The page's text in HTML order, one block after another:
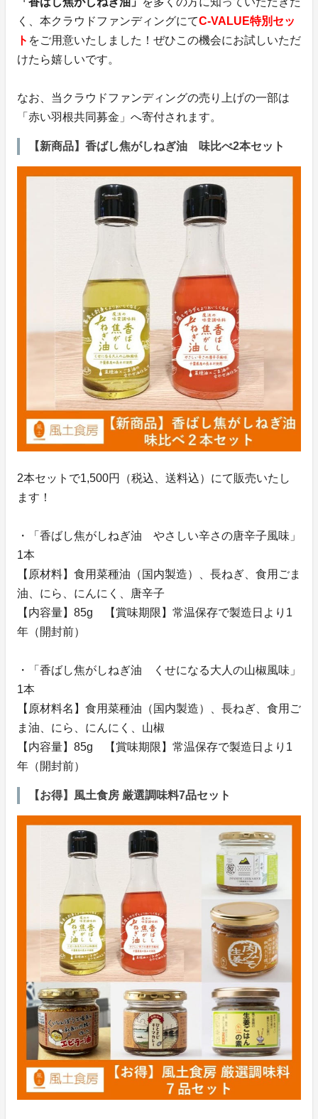
く、本クラウドファンディングにてC-VALUE特別セッ
ト をご用意いたしました！ぜひこの機会にお試しいただ
けたら嬉しいです。
なお、当クラウドファンディングの売り上げの一部は
「赤い羽根共同募金」へ寄付されます。
【新商品】香ばし焦がしねぎ油 味比べ2本セット
2本セットで1,500円（税込、送料込）にて販売いたし
ます！
・「香ばし焦がしねぎ油 やさしい辛さの唐辛子風味」
1本
【原材料】食用菜種油（国内製造）、長ねぎ、食用ごま
油、にら、にんにく、唐辛子
【内容量】85g 【賞味期限】常温保存で製造日より1
年（開封前）
・「香ばし焦がしねぎ油 くせになる大人の山椒風味」
1本
【原材料名】食用菜種油（国内製造）、長ねぎ、食用ご
ま油、にら、にんにく、山椒
【内容量】85g 【賞味期限】常温保存で製造日より1
年（開封前）
【お得】風土食房 厳選調味料7品セット